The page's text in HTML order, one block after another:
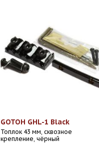
GOTOH GHL-1 Black
Топлок 43 мм, сквозное
крепление, чёрный